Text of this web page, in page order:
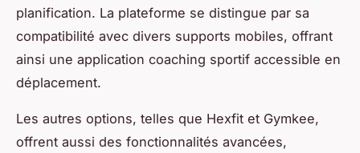
planification. La plateforme se distingue par sa
compatibilité avec divers supports mobiles, offrant
ainsi une application coaching sportif accessible en
déplacement.
Les autres options, telles que Hexfit et Gymkee,
offrent aussi des fonctionnalités avancées,